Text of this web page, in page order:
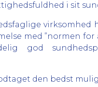
i sit
med ”normen
god
den bedst